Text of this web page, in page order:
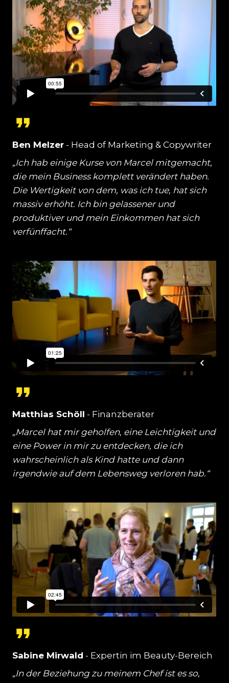
Ben Melzer - Head of Marketing & Copywriter
„Ich hab einige Kurse von Marcel mitgemacht,
die mein Business komplett verändert haben.
Die Wertigkeit von dem, was ich tue, hat sich
massiv erhöht. Ich bin gelassener und
produktiver und mein Einkommen hat sich
verfünffacht.“
Matthias Schöll - Finanzberater
„Marcel hat mir geholfen, eine Leichtigkeit und
eine Power in mir zu entdecken, die ich
wahrscheinlich als Kind hatte und dann
irgendwie auf dem Lebensweg verloren hab.“
Sabine Mirwald - Expertin im Beauty-Bereich
„In der Beziehung zu meinem Chef ist es so,